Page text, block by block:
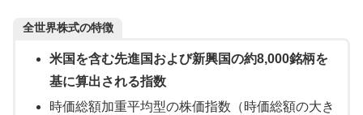
全世界株式の特徴
米国を含む先進国および新興国の約8,000銘柄を
基に算出される指数
時価総額加重平均型の株価指数（時価総額の大き